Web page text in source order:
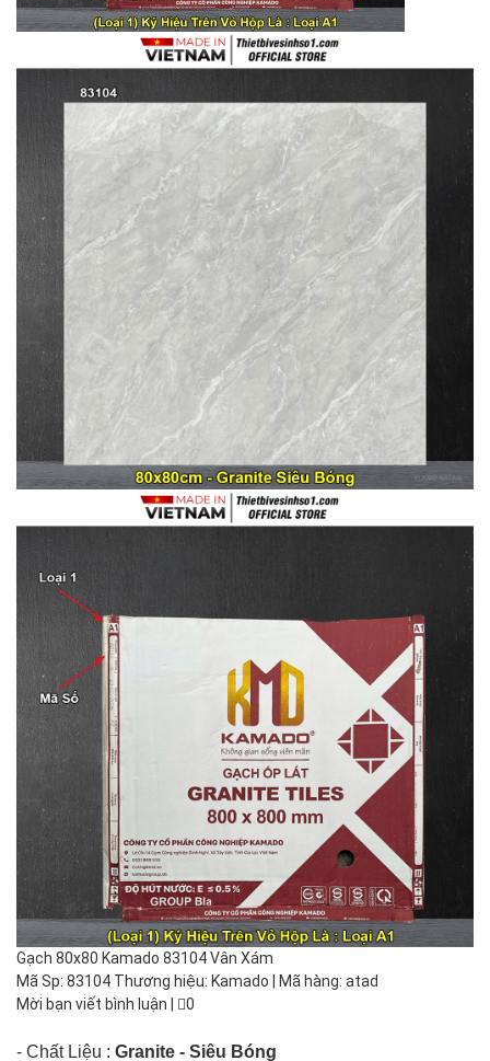
Gạch 80x80 Kamado 83104 Vân Xám
Mã Sp: 83104 Thương hiệu: Kamado | Mã hàng: atad
Mời bạn viết bình luận
0
- Chất Liệu : Granite - Siêu Bóng